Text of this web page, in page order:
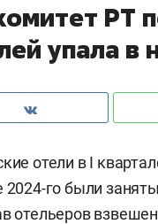
РТ
упала в
отели в I
2024-го были
отельеров